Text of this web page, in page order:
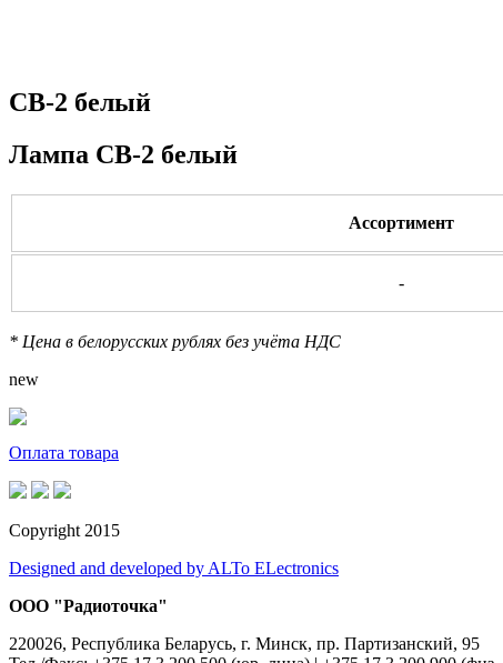
СВ-2 белый
Лампа СВ-2 белый
Ассортимент
-
* Цена в белорусских рублях без учёта НДС
new
Оплата товара
Copyright 2015
Designed and developed by ALTo ELectronics
ООО "Радиоточка"
220026, Республика Беларусь, г. Минск, пр. Партизанский, 95